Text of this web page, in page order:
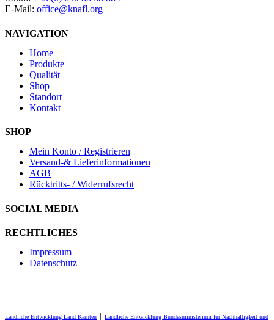
E-Mail: office@knafl.org
NAVIGATION
Home
Produkte
Qualität
Shop
Standort
Kontakt
SHOP
Mein Konto / Registrieren
Versand-& Lieferinformationen
AGB
Rücktritts- / Widerrufsrecht
SOCIAL MEDIA
RECHTLICHES
Impressum
Datenschutz
Ländliche Entwicklung Land Kärnten Ländliche Entwicklung Bundesministerium für Nachhaltigkeit und